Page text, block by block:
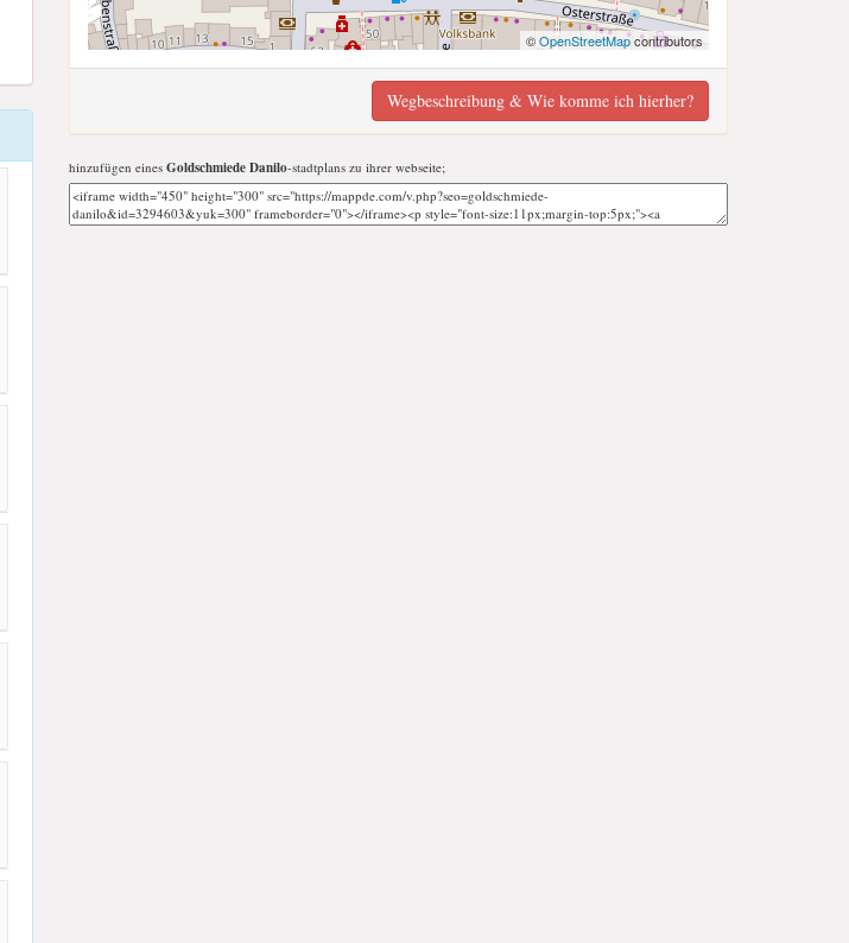
©OpenStreetMapcontributors
Wegbeschreibung & Wie komme ich hierher?
hinzufügen eines Goldschmiede Danilo-stadtplans zu ihrer webseite;